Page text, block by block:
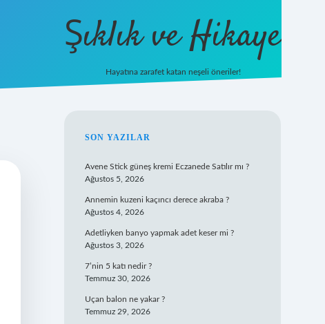
Şıklık ve Hikaye
Hayatına zarafet katan neşeli öneriler!
SIDEBAR
SON YAZILAR
Avene Stick güneş kremi Eczanede Satılır mı ?
Ağustos 5, 2026
Annemin kuzeni kaçıncı derece akraba ?
Ağustos 4, 2026
Adetliyken banyo yapmak adet keser mi ?
Ağustos 3, 2026
7’nin 5 katı nedir ?
Temmuz 30, 2026
Uçan balon ne yakar ?
Temmuz 29, 2026